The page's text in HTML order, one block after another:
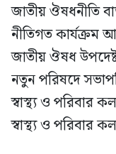
জাতীয় ঔষধনীতি
নীতিগত কার্যক্রম
জাতীয় ঔষধ
নতুন পরিষদে
স্বাস্থ্য ও পরিবার
স্বাস্থ্য ও পরিবার